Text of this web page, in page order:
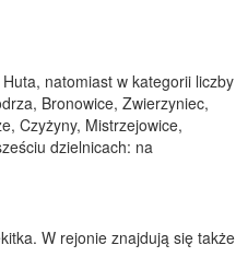
natomiast w kategorii liczby
Bronowice, Zwierzyniec,
Czyżyny, Mistrzejowice,
dzielnicach: na
W rejonie znajdują się także